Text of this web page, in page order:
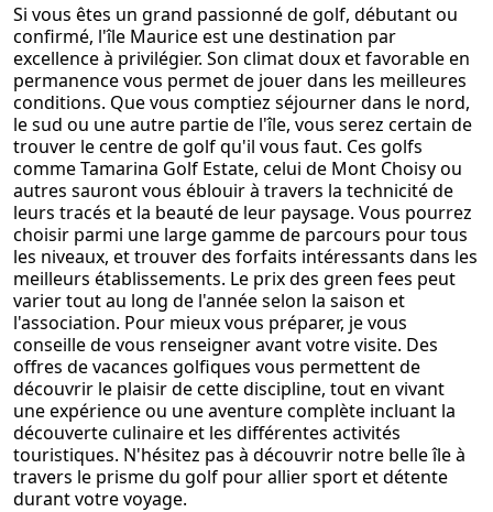
Si vous êtes un grand passionné de golf, débutant ou
confirmé, l'île Maurice est une destination par
excellence à privilégier. Son climat doux et favorable en
permanence vous permet de jouer dans les meilleures
conditions. Que vous comptiez séjourner dans le nord,
le sud ou une autre partie de l'île, vous serez certain de
trouver le centre de golf qu'il vous faut. Ces golfs
comme Tamarina Golf Estate, celui de Mont Choisy ou
autres sauront vous éblouir à travers la technicité de
leurs tracés et la beauté de leur paysage. Vous pourrez
choisir parmi une large gamme de parcours pour tous
les niveaux, et trouver des forfaits intéressants dans les
meilleurs établissements. Le prix des green fees peut
varier tout au long de l'année selon la saison et
l'association. Pour mieux vous préparer, je vous
conseille de vous renseigner avant votre visite. Des
offres de vacances golfiques vous permettent de
découvrir le plaisir de cette discipline, tout en vivant
une expérience ou une aventure complète incluant la
découverte culinaire et les différentes activités
touristiques. N'hésitez pas à découvrir notre belle île à
travers le prisme du golf pour allier sport et détente
durant votre voyage.